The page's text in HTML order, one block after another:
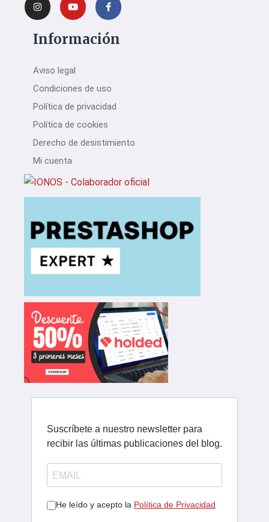
Información
Aviso legal
Condiciones de uso
Política de privacidad
Política de cookies
Derecho de desistimiento
Mi cuenta
Suscríbete a nuestro newsletter para
recibir las últimas publicaciones del blog.
He leído y acepto la Política de Privacidad